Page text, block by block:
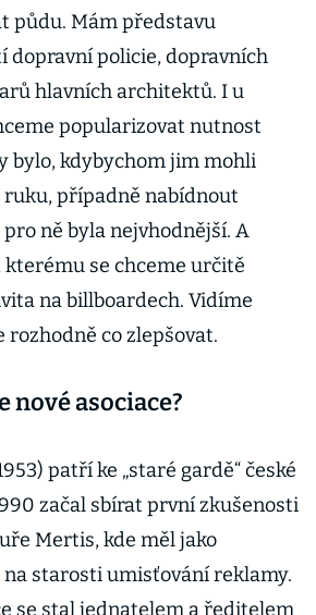
půdu. Mám představu
dopravní policie, dopravních
hlavních architektů. I u
popularizovat nutnost
bylo, kdybychom jim mohli
případně nabídnout
ně byla nejvhodnější. A
se chceme určitě
na billboardech. Vidíme
rozhodně co zlepšovat.
nové asociace?
patří ke „staré gardě“ české
začal sbírat první zkušenosti
Mertis, kde měl jako
starosti umisťování reklamy.
se stal jednatelem a ředitelem